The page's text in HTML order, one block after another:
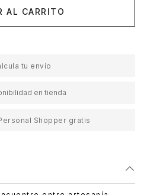
AL CARRITO
tu envío
en tienda
Shopper gratis